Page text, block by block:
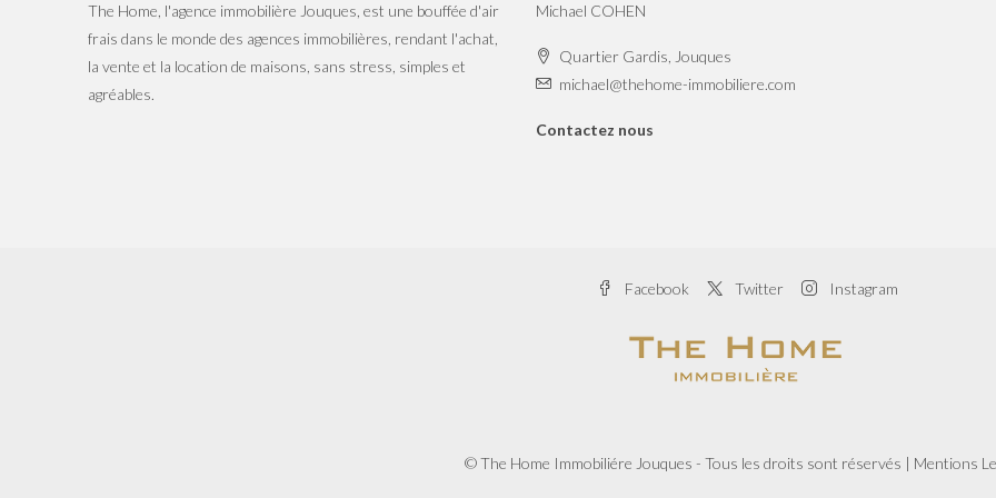
The Home, l'agence immobilière Jouques, est une bouffée d'air
frais dans le monde des agences immobilières, rendant l'achat,
la vente et la location de maisons, sans stress, simples et
agréables.
Michael COHEN
Quartier Gardis, Jouques
michael@thehome-immobiliere.com
Contactez nous
Facebook Twitter Instagram
© The Home Immobiliére Jouques - Tous les droits sont réservés | Mentions